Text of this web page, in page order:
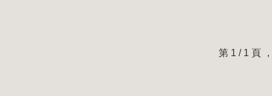
第 1 / 1